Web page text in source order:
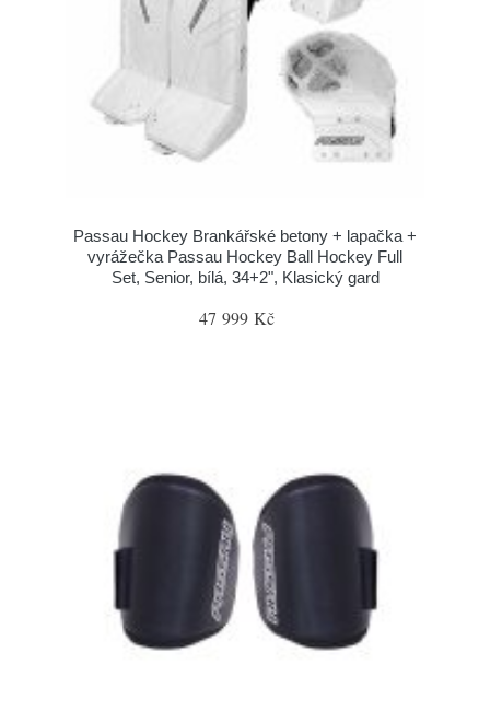
Passau Hockey Brankářské betony + lapačka +
vyrážečka Passau Hockey Ball Hockey Full
Set, Senior, bílá, 34+2", Klasický gard
47 999 Kč